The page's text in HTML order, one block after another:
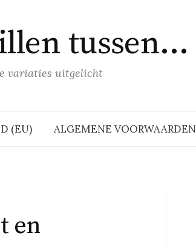
tussen…
variaties uitgelicht
(EU) ALGEMENE VOORWAARDEN
en